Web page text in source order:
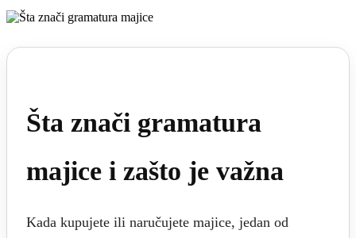
Šta znači gramatura
majice i zašto je važna
Kada kupujete ili naručujete majice, jedan od